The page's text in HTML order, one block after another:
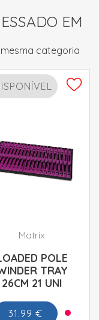
EM
categoria
Matrix
POLE
TRAY
26CM 21 UNI
31.99 €